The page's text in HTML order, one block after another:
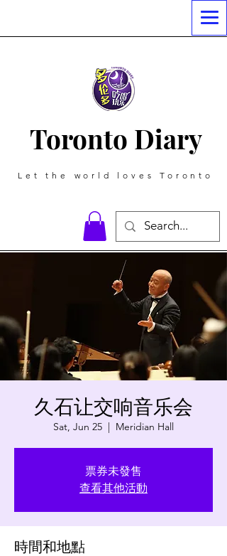
Toronto Diary
Let the world loves Toronto
久石让交响音乐会
Sat, Jun 25
  |
Meridian Hall
票券未發售
查看其他活動
時間和地點